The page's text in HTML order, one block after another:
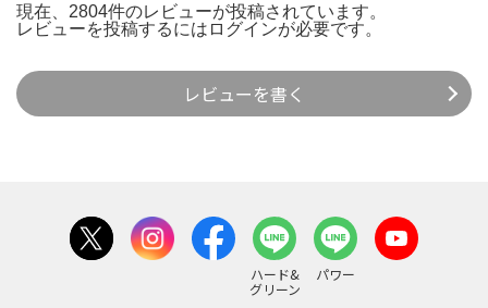
現在、2804件のレビューが投稿されています。
レビューを投稿するには ログインが必要です。
レビューを書く
ハード&
グリーン
パワー